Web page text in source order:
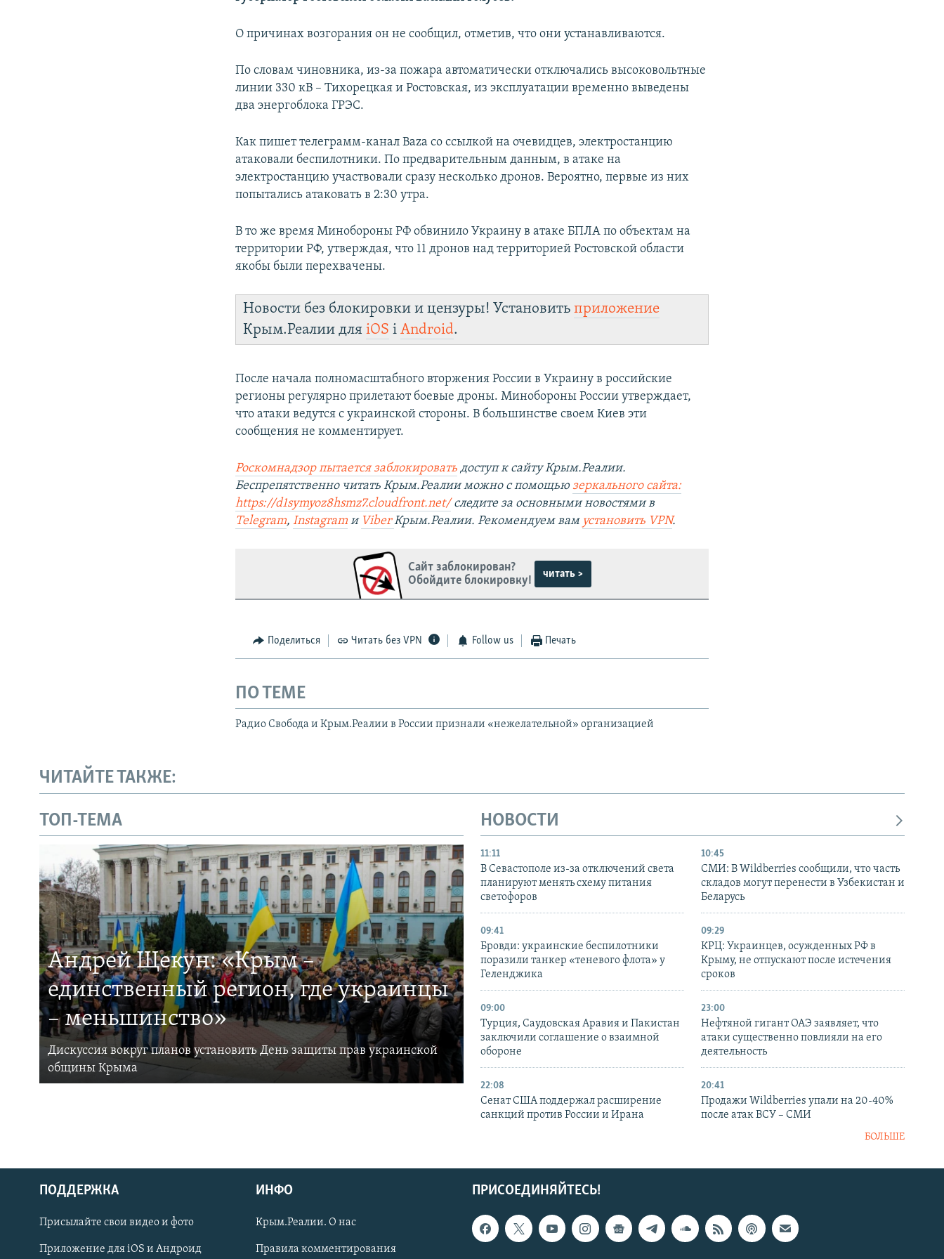
Українською
Qırımtatar
О причинах возгорания он не сообщил, отметив, что они устанавливаются.
По словам чиновника, из-за пожара автоматически отключались высоковольтные
линии 330 кВ – Тихорецкая и Ростовская, из эксплуатации временно выведены
два энергоблока ГРЭС.
Как пишет телеграмм-канал Baza со ссылкой на очевидцев, электростанцию
атаковали беспилотники. По предварительным данным, в атаке на
электростанцию участвовали сразу несколько дронов. Вероятно, первые из них
попытались атаковать в 2:30 утра.
В то же время Минобороны РФ обвинило Украину в атаке БПЛА по объектам на
территории РФ, утверждая, что 11 дронов над территорией Ростовской области
якобы были перехвачены.
Новости без блокировки и цензуры! Установитьприложение
Крым.Реалии дляiOS іAndroid.
После начала полномасштабного вторжения России в Украину в российские
регионы регулярно прилетают боевые дроны. Минобороны России утверждает,
что атаки ведутся с украинской стороны. В большинстве своем Киев эти
сообщения не комментирует.
Роскомнадзор пытается заблокировать доступ к сайту Крым.Реалии.
Беспрепятственно читать Крым.Реалии можно с помощьюзеркального сайта:
https://d1symyoz8hsmz7.cloudfront.net/следите за основными новостями в
Telegram,Instagram и ViberКрым.Реалии. Рекомендуем вам установить VPN.
Сайт заблокирован?
Обойдите блокировку!
читать >
Поделиться Читать без VPN Follow us Печать
ПО ТЕМЕ
Радио Свобода и Крым.Реалии в России признали «нежелательной» организацией
ЧИТАЙТЕ ТАКЖЕ:
ТОП-ТЕМА
Андрей Щекун: «Крым –
единственный регион, где украинцы
– меньшинство»
Дискуссия вокруг планов установить День защиты прав украинской
общины Крыма
НОВОСТИ
11:11
В Севастополе из-за отключений света
планируют менять схему питания
светофоров
10:45
СМИ: В Wildberries сообщили, что часть
складов могут перенести в Узбекистан и
Беларусь
09:41
Бровди: украинские беспилотники
поразили танкер «теневого флота» у
Геленджика
09:29
КРЦ: Украинцев, осужденных РФ в
Крыму, не отпускают после истечения
сроков
09:00
Турция, Саудовская Аравия и Пакистан
заключили соглашение о взаимной
обороне
23:00
Нефтяной гигант ОАЭ заявляет, что
атаки существенно повлияли на его
деятельность
22:08
Сенат США поддержал расширение
санкций против России и Ирана
20:41
Продажи Wildberries упали на 20-40%
после атак ВСУ – СМИ
БОЛЬШЕ
ПРИСОЕДИНЯЙТЕСЬ!
ПОДДЕРЖКА
Присылайте свои видео и фото
Приложение для iOS и Андроид
ИНФО
Крым.Реалии. О нас
Правила комментирования